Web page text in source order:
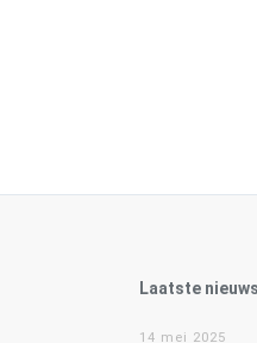
Laatste nieuws
14 mei 2025